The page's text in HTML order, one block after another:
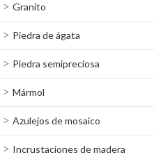
Granito
Piedra de ágata
Piedra semipreciosa
Mármol
Azulejos de mosaico
Incrustaciones de madera